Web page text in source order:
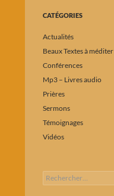
CATÉGORIES
Actualités
Beaux Textes à méditer
Conférences
Mp3 – Livres audio
Prières
Sermons
Témoignages
Vidéos
Rechercher :